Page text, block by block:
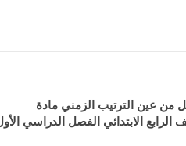
من عين الترتيب الزمني مادة
الرابع الابتدائي الفصل الدراسي